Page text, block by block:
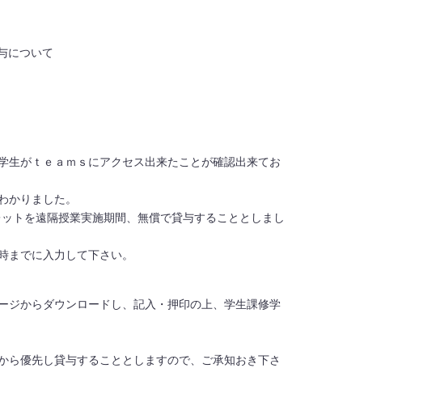
について
がｔｅａｍｓにアクセス出来たことが確認出来てお
りました。
トを遠隔授業実施期間、無償で貸与することとしまし
でに入力して下さい。
からダウンロードし、記入・押印の上、学生課修学
優先し貸与することとしますので、ご承知おき下さ